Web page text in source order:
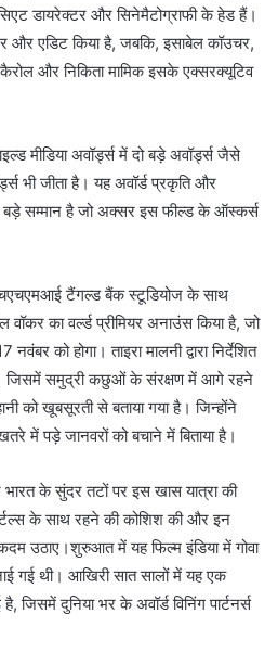
डायरेक्टर और सिनेमैटोग्राफी के हेड हैं।
और एडिट किया है, जबकि, इसाबेल कॉउचर,
और निकिता मामिक इसके एक्सरक्यूटिव
मीडिया अवॉर्ड्स में दो बड़े अवॉर्ड्स जैसे
भी जीता है। यह अवॉर्ड प्रकृति और
सम्मान है जो अक्सर इस फील्ड के ऑस्कर्स
टैंगल्ड बैंक स्टूडियोज के साथ
का वर्ल्ड प्रीमियर अनाउंस किया है, जो
को होगा। ताइरा मालनी द्वारा निर्देशित
जिसमें समुद्री कछुओं के संरक्षण में आगे रहने
को खूबसूरती से बताया गया है। जिन्होंने
में पड़े जानवरों को बचाने में बिताया है।
के सुंदर तटों पर इस खास यात्रा की
के साथ रहने की कोशिश की और इन
उठाए।शुरुआत में यह फिल्म इंडिया में गोवा
गई थी। आखिरी सात सालों में यह एक
दुनिया भर के अवॉर्ड विनिंग पार्टनर्स